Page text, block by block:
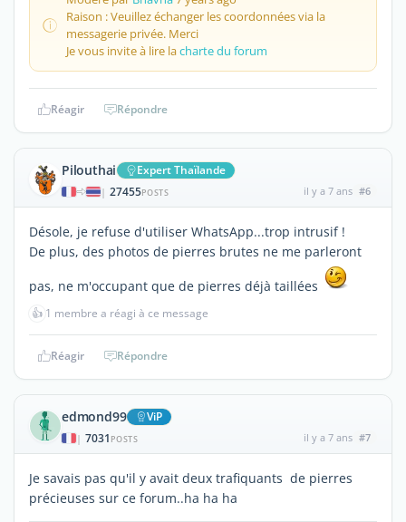
Raison : Veuillez échanger les coordonnées via la
messagerie privée. Merci
Je vous invite à lire lacharte du forum
Réagir Répondre
Pilouthai Expert Thaïlande
| 27455POSTS il y a 7 ans #6
Désole, je refuse d'utiliser WhatsApp...trop intrusif !
De plus, des photos de pierres brutes ne me parleront
pas, ne m'occupant que de pierres déjà taillées
👍 1 membre a réagi à ce message
Réagir Répondre
edmond99 ViP
| 7031 POSTS il y a 7 ans #7
Je savais pas qu'il y avait deux trafiquants de pierres
précieuses sur ce forum..ha ha ha